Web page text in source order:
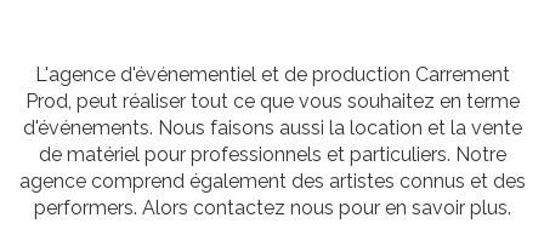
L'agence d'événementiel et de production Carrement
Prod, peut réaliser tout ce que vous souhaitez en terme
d'événements. Nous faisons aussi la location et la vente
de matériel pour professionnels et particuliers. Notre
agence comprend également des artistes connus et des
performers. Alors contactez nous pour en savoir plus.